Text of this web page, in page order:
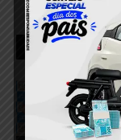
RELACIONADOS